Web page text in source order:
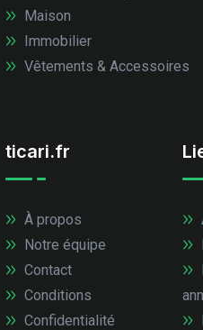
Maison
Immobilier
Vêtements & Accessoires
ticari.fr
À propos
Notre équipe
Contact
Conditions
Confidentialité